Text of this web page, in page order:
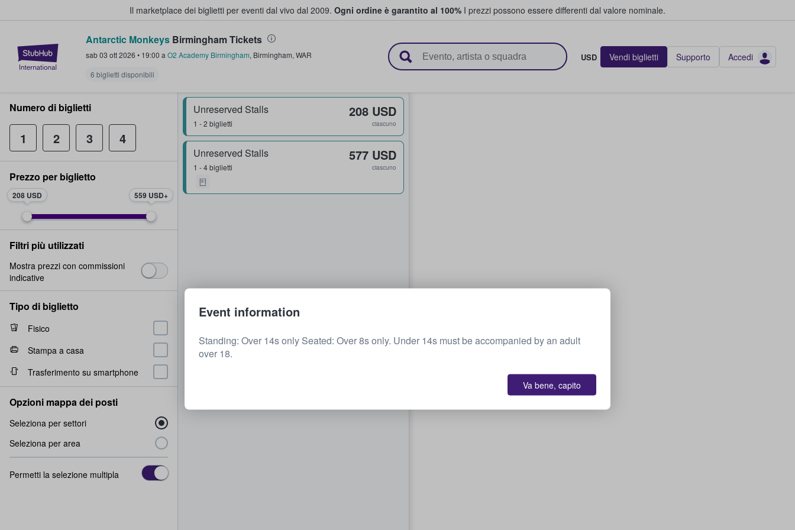
Il marketplace dei biglietti per eventi dal vivo dal 2009. Ogni ordine è garantito al 100% I prezzi possono essere differenti dal valore nominale.
StubHub - Dove i fan comprano e vendono biglietti
Antarctic Monkeys Birmingham Tickets
sab 03 ott 2026 • 19:00 a O2 Academy Birmingham, Birmingham, WAR
6 biglietti disponibili
USD Vendi biglietti Supporto Accedi
Unreserved Stalls
1 - 2 biglietti
208 USD
ciascuno
Unreserved Stalls
1 - 4 biglietti
577 USD
ciascuno
Numero di biglietti
1 2 3 4
Prezzo per biglietto
208 USD 559 USD
Filtri più utilizzati
Mostra prezzi con commissioni
indicative
Tipo di biglietto
Fisico
Stampa a casa
Trasferimento su smartphone
Opzioni mappa dei posti
Seleziona per settori
Seleziona per area
Permetti la selezione multipla
Event information
Standing: Over 14s only Seated: Over 8s only. Under 14s must be accompanied by an adult
over 18.
Va bene, capito